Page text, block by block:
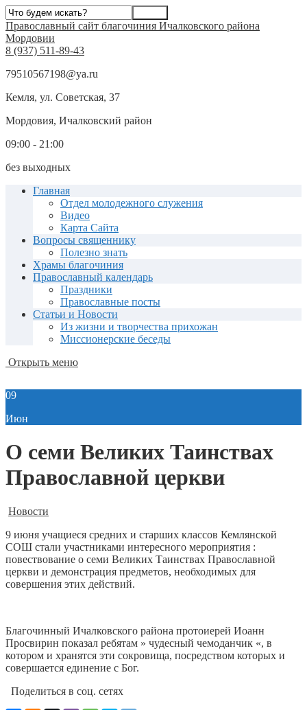
Православный сайт благочиния Ичалковского района
Мордовии
8 (937) 511-89-43
79510567198@ya.ru
Кемля, ул. Советская, 37
Мордовия, Ичалковский район
09:00 - 21:00
без выходных
Главная
Отдел молодежного служения
Видео
Карта Сайта
Вопросы священнику
Полезно знать
Храмы благочиния
Православный календарь
Праздники
Православные посты
Статьи и Новости
Из жизни и творчества прихожан
Миссионерские беседы
Открыть меню
09
Июн
О семи Великих Таинствах
Православной церкви
Новости
9 июня учащиеся средних и старших классов Кемлянской
СОШ стали участниками интересного мероприятия :
повествование о семи Великих Таинствах Православной
церкви и демонстрация предметов, необходимых для
совершения этих действий.
Благочинный Ичалковского района протоиерей Иоанн
Просвирин показал ребятам » чудесный чемоданчик «, в
котором и хранятся эти сокровища, посредством которых и
совершается единение с Бог.
Поделиться в соц. сетях